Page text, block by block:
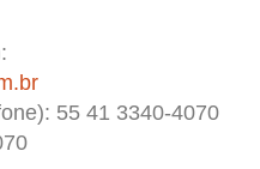
55 41 3340-4070